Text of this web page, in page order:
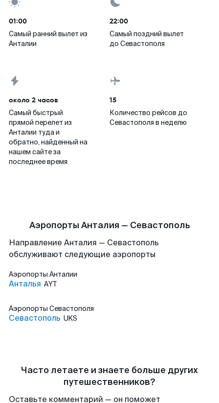
01:00
Самый ранний вылет из
Анталии
22:00
Самый поздний вылет
до Севастополя
около 2 часов
Самый быстрый
прямой перелет из
Анталии туда и
обратно, найденный на
нашем сайте за
последнее время
15
Количество рейсов до
Севастополя в неделю
Аэропорты Анталия — Севастополь
Направление Анталия — Севастополь
обслуживают следующие аэропорты
Аэропорты Анталии
Анталья AYT
Аэропорты Севастополя
Севастополь UKS
Часто летаете и знаете больше других
путешественников?
Оставьте комментарий — он поможет